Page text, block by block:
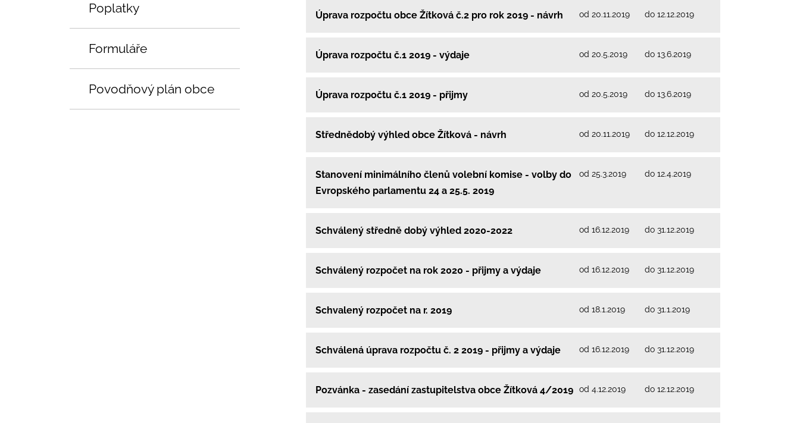
Úprava rozpočtu obce Žítková č.2 pro rok 2019 - návrh od 20.11.2019 do 12.12.2019
Úprava rozpočtu č.1 2019 - výdaje od 20.5.2019 do 13.6.2019
Úprava rozpočtu č.1 2019 - přijmy od 20.5.2019 do 13.6.2019
Střednědobý výhled obce Žítková - návrh od 20.11.2019 do 12.12.2019
Stanovení minimálního členů volební komise - volby do
Evropského parlamentu 24 a 25.5. 2019
od 25.3.2019 do 12.4.2019
Schválený středně dobý výhled 2020-2022 od 16.12.2019 do 31.12.2019
Schválený rozpočet na rok 2020 - přijmy a výdaje od 16.12.2019 do 31.12.2019
Schvalený rozpočet na r. 2019 od 18.1.2019 do 31.1.2019
Schválená úprava rozpočtu č. 2 2019 - přijmy a výdaje od 16.12.2019 do 31.12.2019
Pozvánka - zasedání zastupitelstva obce Žítková 4/2019 od 4.12.2019 do 12.12.2019
Poplatky
Formuláře
Povodňový plán obce